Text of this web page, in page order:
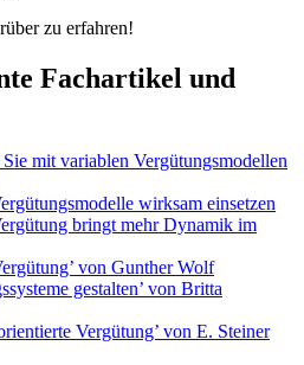
zu erfahren!
Fachartikel und
mit variablen Vergütungsmodellen
wirksam einsetzen
bringt mehr Dynamik im
von Gunther Wolf
gestalten’ von Britta
Vergütung’ von E. Steiner